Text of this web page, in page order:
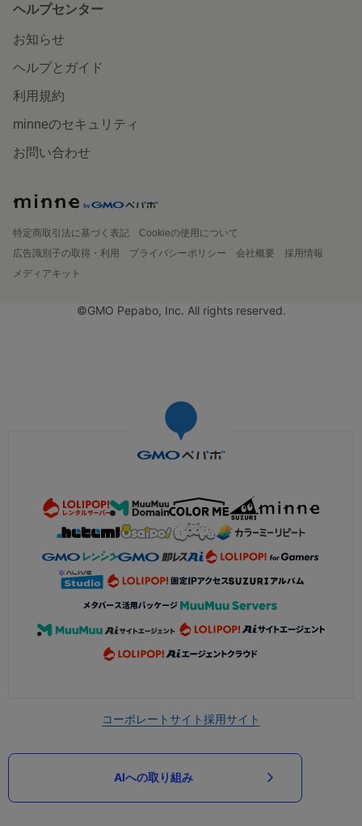
ヘルプセンター
お知らせ
ヘルプとガイド
利用規約
minneのセキュリティ
お問い合わせ
特定商取引法に基づく表記
Cookieの使用について
広告識別子の取得・利用
プライバシーポリシー 会社概要
採用情報
メディアキット
©GMO Pepabo, Inc. All rights reserved.
コーポレートサイト採用サイト
AIへの取り組み